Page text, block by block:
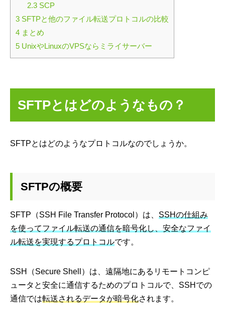
2.3SCP
3 SFTPと他のファイル転送プロトコルの比較
4 まとめ
5 UnixやLinuxのVPSならミライサーバー
SFTPとはどのようなもの？
SFTPとはどのようなプロトコルなのでしょうか。
SFTPの概要
SFTP（SSH File Transfer Protocol）は、 SSHの仕組み
を使ってファイル転送の通信を暗号化し、安全なファイ
ル転送を実現するプロトコルです。
SSH（Secure Shell）は、遠隔地にあるリモートコンピ
ュータと安全に通信するためのプロトコルで、SSHでの
通信では転送されるデータが暗号化されます。